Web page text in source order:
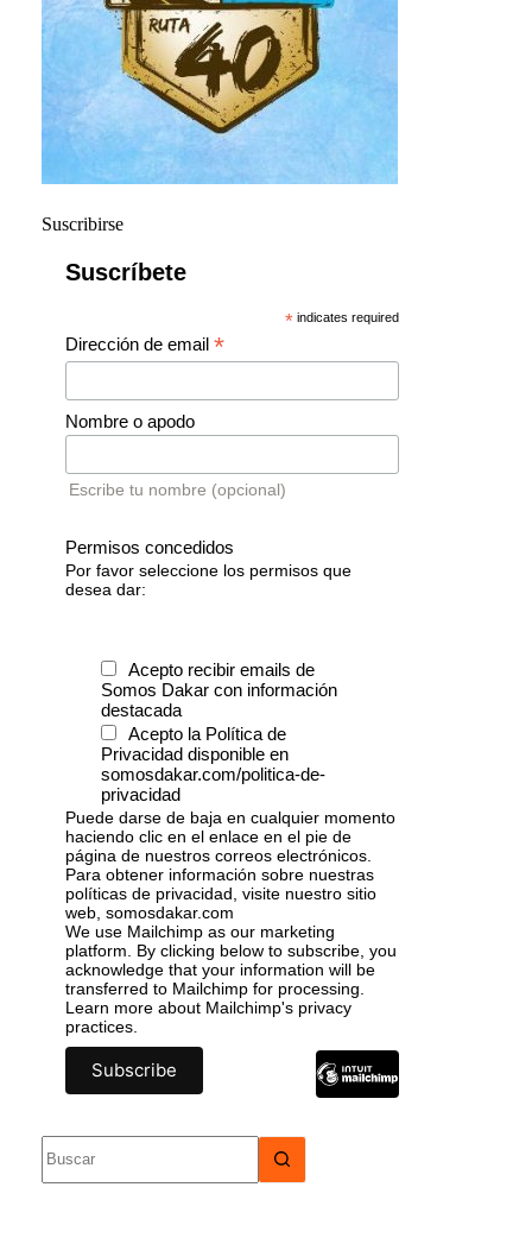
Suscribirse
Suscríbete
* indicates required
Dirección de email *
Nombre o apodo
Escribe tu nombre (opcional)
Permisos concedidos
Por favor seleccione los permisos que
desea dar:
Acepto recibir emails de
Somos Dakar con información
destacada
Acepto la Política de
Privacidad disponible en
somosdakar.com/politica-de-
privacidad
Puede darse de baja en cualquier momento
haciendo clic en el enlace en el pie de
página de nuestros correos electrónicos.
Para obtener información sobre nuestras
políticas de privacidad, visite nuestro sitio
web, somosdakar.com
We use Mailchimp as our marketing
platform. By clicking below to subscribe, you
acknowledge that your information will be
transferred to Mailchimp for processing.
Learn more about Mailchimp's privacy
practices.